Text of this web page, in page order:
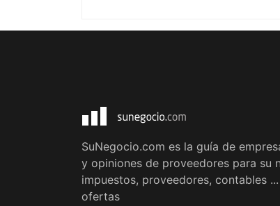
SuNegocio.com es la guía de
y opiniones de proveedores para su
impuestos, proveedores, contables
ofertas